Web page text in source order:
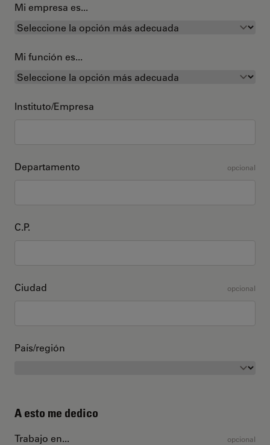
Mi empresa es...
Mi función es...
Instituto/Empresa
Departamento opcional
C.P.
Ciudad opcional
País/región
A esto me dedico
Trabajo en... opcional